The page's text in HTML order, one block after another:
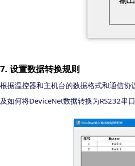
7. 设置数据转换规则
根据温控器和主机台的数据格式和通信
及如何将DeviceNet数据转换为RS232串